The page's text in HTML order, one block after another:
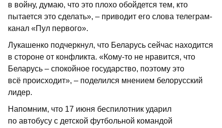
в войну, думаю, что это плохо обойдется тем, кто
пытается это сделать», – приводит его слова телеграм-
канал «Пул первого».
Лукашенко подчеркнул, что Беларусь сейчас находится
в стороне от конфликта. «Кому-то не нравится, что
Беларусь – спокойное государство, поэтому это
всё происходит», – поделился мнением белорусский
лидер.
Напомним, что 17 июня беспилотник ударил
по автобусу с детской футбольной командой